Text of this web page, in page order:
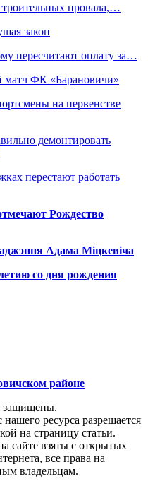
провала,…
закон
пересчитают оплату за…
матч ФК «Барановичи»
на первенстве
демонтировать
перестают работать
Рождество
Адама Міцкевіча
со дня рождения
районе
защищены.
ресурса разрешается
на страницу статьи.
сайте взяты с открытых
все права на
владельцам.